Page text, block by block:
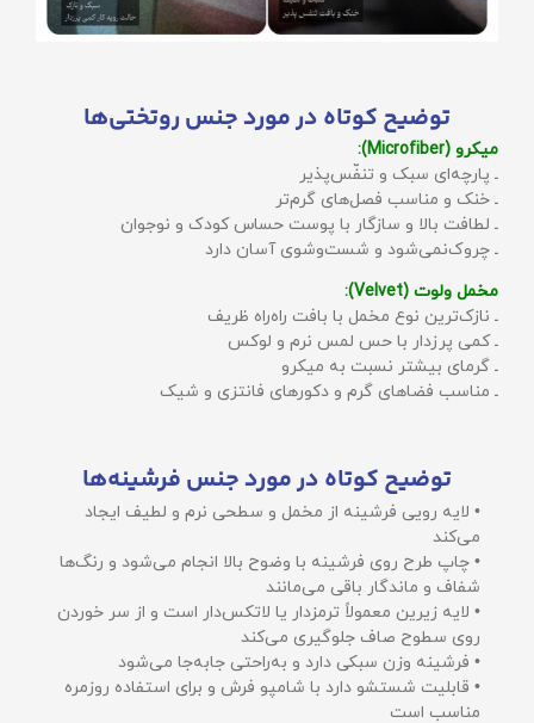
توضیح کوتاه در مورد جنس روتختی‌ها
میکرو (Microfiber):
ـ پارچه‌ای سبک و تنفّس‌پذیر
ـ خنک و مناسب فصل‌های گرم‌تر
ـ لطافت بالا و سازگار با پوست حساس کودک و نوجوان
ـ چروک‌نمی‌شود و شست‌وشوی آسان دارد
مخمل ولوت (Velvet):
ـ نازک‌ترین نوع مخمل با بافت راه‌راه ظریف
ـ کمی پرزدار با حس لمس نرم و لوکس
ـ گرمای بیشتر نسبت به میکرو
ـ مناسب فضاهای گرم و دکورهای فانتزی و شیک
توضیح کوتاه در مورد جنس فرشینه‌ها
• لایه رویی فرشینه از مخمل و سطحی نرم و لطیف ایجاد
می‌کند
• چاپ طرح روی فرشینه با وضوح بالا انجام می‌شود و رنگ‌ها
شفاف و ماندگار باقی می‌مانند
• لایه زیرین معمولاً ترمزدار یا لاتکس‌دار است و از سر خوردن
روی سطوح صاف جلوگیری می‌کند
• فرشینه وزن سبکی دارد و به‌راحتی جابه‌جا می‌شود
• قابلیت شستشو دارد با شامپو فرش و برای استفاده روزمره
مناسب است